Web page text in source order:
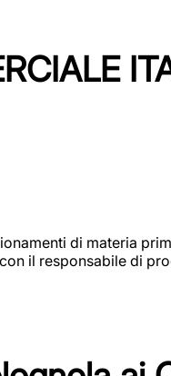
di materia
il responsabile di